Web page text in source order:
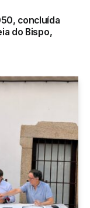
concluída
do Bispo,